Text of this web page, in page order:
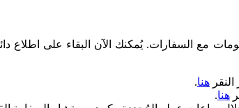
مع السفارات. يُمكنك الآن البقاء على اطلاع
هنا.
هنا.